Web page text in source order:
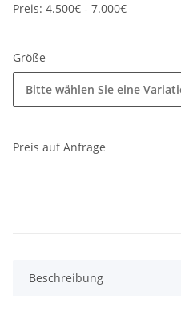
Preis: 4.500€ - 7.000€
Größe
Bitte wählen Sie eine
Preis auf Anfrage
Beschreibung